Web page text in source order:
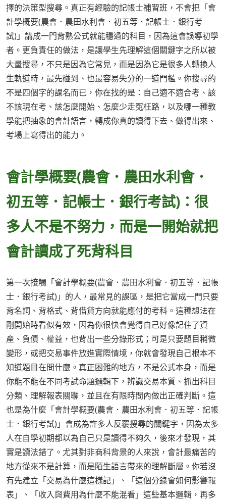
擇的決策型搜尋。真正有經驗的記帳士補習班，不會把「會
計學概要(農會．農田水利會．初五等．記帳士．銀行考
試)」講成一門背熟公式就能穩過的科目，因為這會誤導初學
者。更負責任的做法，是讓學生先理解這個關鍵字之所以被
大量搜尋，不只是因為它常見，而是因為它是很多人轉換人
生軌道時，最先碰到、也最容易失分的一道門檻。你搜尋的
不是四個字的課名而已，你在找的是：自己適不適合考、該
不該現在考、該怎麼開始、怎麼少走冤枉路，以及哪一種教
學能把抽象的會計語言，轉成你真的讀得下去、做得出來、
考場上寫得出的能力。
會計學概要(農會．農田水利會．
初五等．記帳士．銀行考試)：很
多人不是不努力，而是一開始就把
會計讀成了死背科目
第一次接觸「會計學概要(農會．農田水利會．初五等．記帳
士．銀行考試)」的人，最常見的誤區，是把它當成一門只要
背名詞、背格式、背借貸方向就能應付的考科。這種想法在
剛開始時看似有效，因為你很快會覺得自己好像記住了資
產、負債、權益，也背出一些分錄形式；可是只要題目稍微
變形，或把交易事件放進實際情境，你就會發現自己根本不
知道題目在問什麼。真正困難的地方，不是公式本身，而是
你能不能在不同考試命題邏輯下，辨識交易本質、抓出科目
分類、理解報表關聯，並且在有限時間內做出正確判斷。這
也是為什麼「會計學概要(農會．農田水利會．初五等．記帳
士．銀行考試)」會成為許多人反覆搜尋的關鍵字，因為太多
人在自學初期都以為自己只是讀得不夠久，後來才發現，其
實是讀法錯了。尤其對非商科背景的人來說，會計最痛苦的
地方從來不是計算，而是陌生語言帶來的理解斷層。你若沒
有先建立「交易為什麼這樣記」、「這個分錄會如何影響報
表」、「收入與費用為什麼不能混看」這些基本邏輯，再多